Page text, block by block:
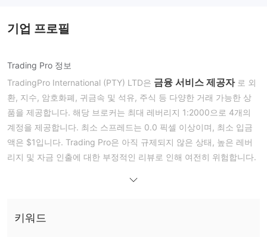
기업 프로필
Trading Pro 정보
TradingPro International (PTY) LTD은 금융 서비스 제공자 로 외
환, 지수, 암호화폐, 귀금속 및 석유, 주식 등 다양한 거래 가능한 상
품을 제공합니다. 해당 브로커는 최대 레버리지 1:2000으로 4개의
계정을 제공합니다. 최소 스프레드는 0.0 픽셀 이상이며, 최소 입금
액은 $1입니다. Trading Pro은 아직 규제되지 않은 상태, 높은 레버
리지 및 자금 인출에 대한 부정적인 리뷰로 인해 여전히 위험합니다.
Trading Pro이 신뢰할 수 있나요?
License 라이센스 유형으로 오프쇼어 규제합니다. TradingPro는 일
키워드